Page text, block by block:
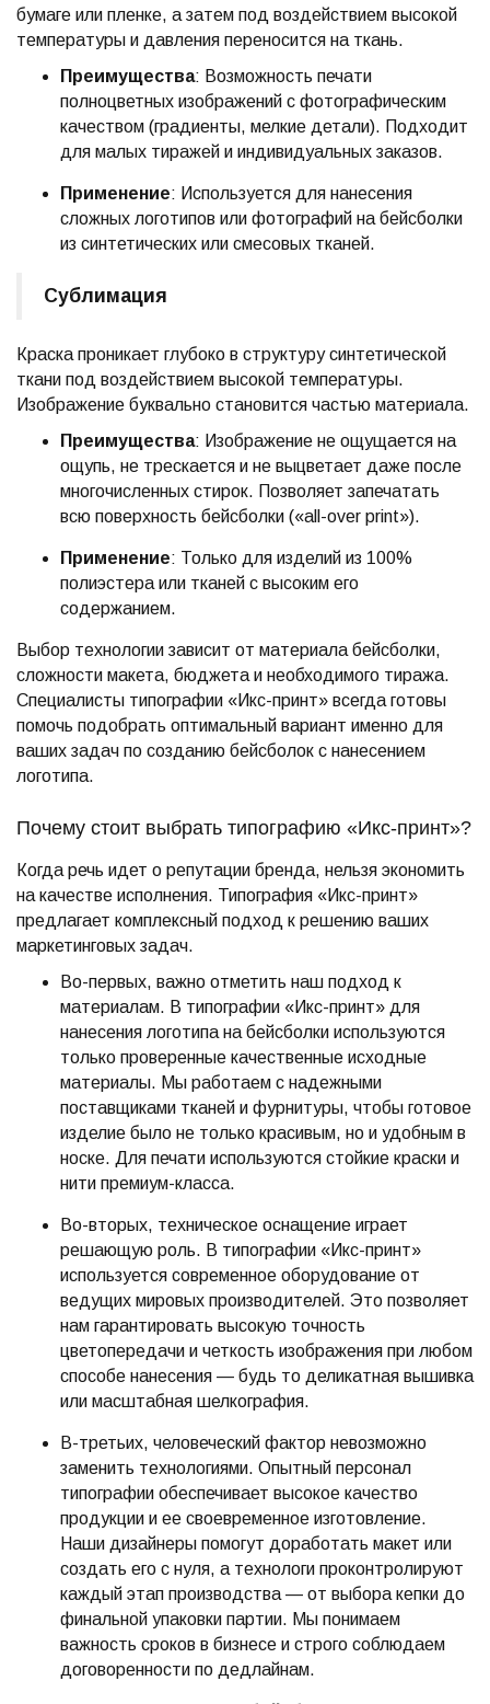
бумаге или пленке, а затем под воздействием высокой
температуры и давления переносится на ткань.
Преимущества: Возможность печати
полноцветных изображений с фотографическим
качеством (градиенты, мелкие детали). Подходит
для малых тиражей и индивидуальных заказов.
Применение: Используется для нанесения
сложных логотипов или фотографий на бейсболки
из синтетических или смесовых тканей.
Сублимация
Краска проникает глубоко в структуру синтетической
ткани под воздействием высокой температуры.
Изображение буквально становится частью материала.
Преимущества: Изображение не ощущается на
ощупь, не трескается и не выцветает даже после
многочисленных стирок. Позволяет запечатать
всю поверхность бейсболки («all-over print»).
Применение: Только для изделий из 100%
полиэстера или тканей с высоким его
содержанием.
Выбор технологии зависит от материала бейсболки,
сложности макета, бюджета и необходимого тиража.
Специалисты типографии «Икс-принт» всегда готовы
помочь подобрать оптимальный вариант именно для
ваших задач по созданию бейсболок с нанесением
логотипа.
Почему стоит выбрать типографию «Икс-принт»?
Когда речь идет о репутации бренда, нельзя экономить
на качестве исполнения. Типография «Икс-принт»
предлагает комплексный подход к решению ваших
маркетинговых задач.
Во-первых, важно отметить наш подход к
материалам. В типографии «Икс-принт» для
нанесения логотипа на бейсболки используются
только проверенные качественные исходные
материалы. Мы работаем с надежными
поставщиками тканей и фурнитуры, чтобы готовое
изделие было не только красивым, но и удобным в
носке. Для печати используются стойкие краски и
нити премиум-класса.
Во-вторых, техническое оснащение играет
решающую роль. В типографии «Икс-принт»
используется современное оборудование от
ведущих мировых производителей. Это позволяет
нам гарантировать высокую точность
цветопередачи и четкость изображения при любом
способе нанесения — будь то деликатная вышивка
или масштабная шелкография.
В-третьих, человеческий фактор невозможно
заменить технологиями. Опытный персонал
типографии обеспечивает высокое качество
продукции и ее своевременное изготовление.
Наши дизайнеры помогут доработать макет или
создать его с нуля, а технологи проконтролируют
каждый этап производства — от выбора кепки до
финальной упаковки партии. Мы понимаем
важность сроков в бизнесе и строго соблюдаем
договоренности по дедлайнам.